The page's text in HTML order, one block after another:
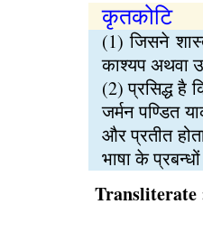
कृतकोटि
(1) जिसने
काश्यप अथवा
(2) प्रसिद्ध है
जर्मन पण्डित
और प्रतीत
भाषा के
Transliterate